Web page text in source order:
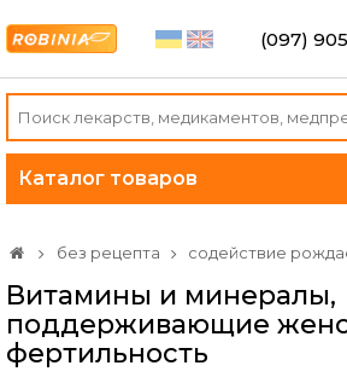
(097)
Каталог товаров
без рецепта содействие
Витамины и минералы,
поддерживающие
фертильность